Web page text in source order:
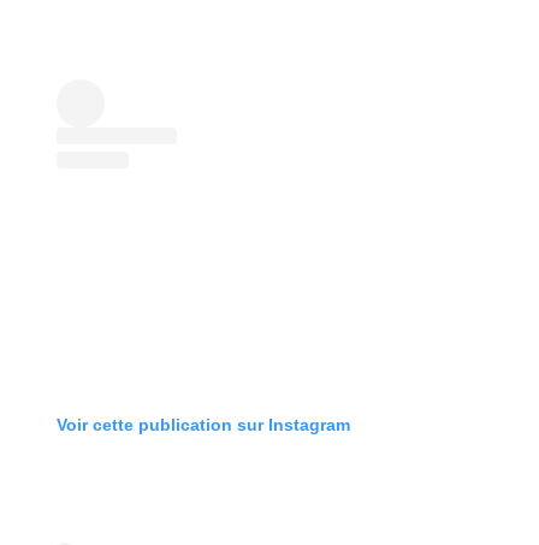
Voir cette publication sur Instagram